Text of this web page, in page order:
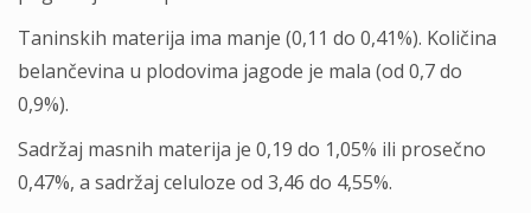
Taninskih materija ima manje (0,11 do 0,41%). Količina
belančevina u plodovima jagode je mala (od 0,7 do
0,9%).
Sadržaj masnih materija je 0,19 do 1,05% ili prosečno
0,47%, a sadržaj celuloze od 3,46 do 4,55%.